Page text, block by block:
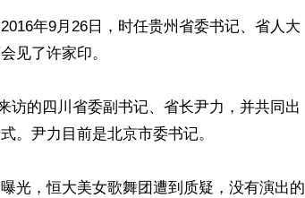
年9月26日，时任贵州省委书记、省人大
见了许家印。
访的四川省委副书记、省长尹力，并共同出
。尹力目前是北京市委书记。
光，恒大美女歌舞团遭到质疑，没有演出的